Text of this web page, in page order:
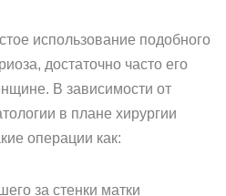
использование подобного
достаточно часто его
В зависимости от
в плане хирургии
операции как:
за стенки матки